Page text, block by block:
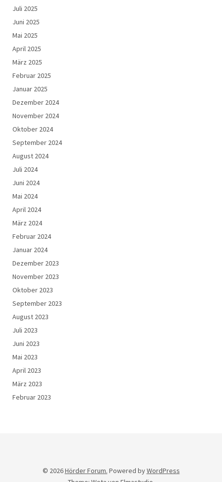
Juli 2025
Juni 2025
Mai 2025
April 2025
März 2025
Februar 2025
Januar 2025
Dezember 2024
November 2024
Oktober 2024
September 2024
August 2024
Juli 2024
Juni 2024
Mai 2024
April 2024
März 2024
Februar 2024
Januar 2024
Dezember 2023
November 2023
Oktober 2023
September 2023
August 2023
Juli 2023
Juni 2023
Mai 2023
April 2023
März 2023
Februar 2023
© 2026Hörder Forum. Powered byWordPress